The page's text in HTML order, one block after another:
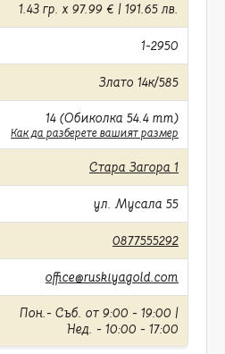
1.43 гр. x 97.99 € | 191.65 лв.
1-2950
Злато 14к/585
14 (Обиколка 54.4 mm)
Как да разберете вашият размер
Стара Загора 1
ул. Мусала 55
0877555292
office@ruskiyagold.com
Пон.- Съб. от 9:00 - 19:00 |
Нед. - 10:00 - 17:00